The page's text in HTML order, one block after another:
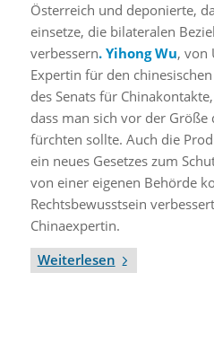
Österreich und deponierte,
einsetze, die bilateralen
verbessern. Yihong Wu, von
Expertin für den
des Senats für
dass man sich vor der Größe
fürchten sollte. Auch die
ein neues Gesetzes zum
von einer eigenen Behörde
Rechtsbewusstsein
Chinaexpertin.
Weiterlesen